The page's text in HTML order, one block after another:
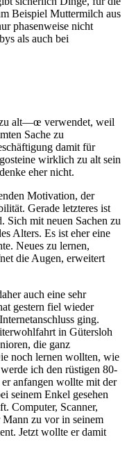
Beispiel Muttermilch aus
phasenweise nicht
als auch bei
alt—œ verwendet, weil
Sache zu
damit für
wirklich zu alt sein
eher nicht.
Motivation, der
Gerade letzteres ist
Sich mit neuen Sachen zu
Alters. Es ist eher eine
Neues zu lernen,
die Augen, erweitert
auch eine sehr
gestern fiel wieder
ging.
in Gütersloh
die ganz
noch lernen wollten, wie
ich den rüstigen 80-
anfangen wollte mit der
seinem Enkel gesehen
Computer, Scanner,
zu vor in seinem
Jetzt wollte er damit